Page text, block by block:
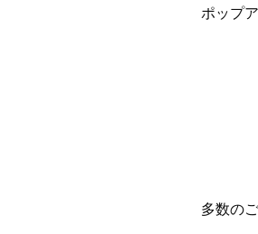
ポップ
多数の